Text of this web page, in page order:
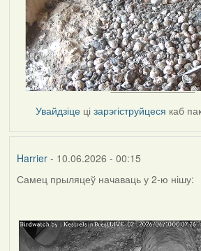
Увайдзіце цізарэгіструйцеся каб
Harrier- 10.06.2026 - 00:15
Самец прыляцеў начаваць у 2-ю нішу: